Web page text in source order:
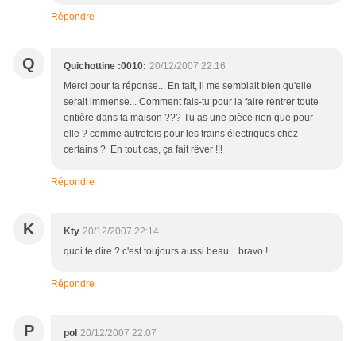
Répondre
Q Quichottine :0010: 20/12/2007 22:16
Merci pour ta réponse... En fait, il me semblait bien qu'elle
serait immense... Comment fais-tu pour la faire rentrer toute
entière dans ta maison ??? Tu as une pièce rien que pour
elle ? comme autrefois pour les trains électriques chez
certains ? En tout cas, ça fait rêver !!!
Répondre
K Kty 20/12/2007 22:14
quoi te dire ? c'est toujours aussi beau... bravo !
Répondre
P pol 20/12/2007 22:07